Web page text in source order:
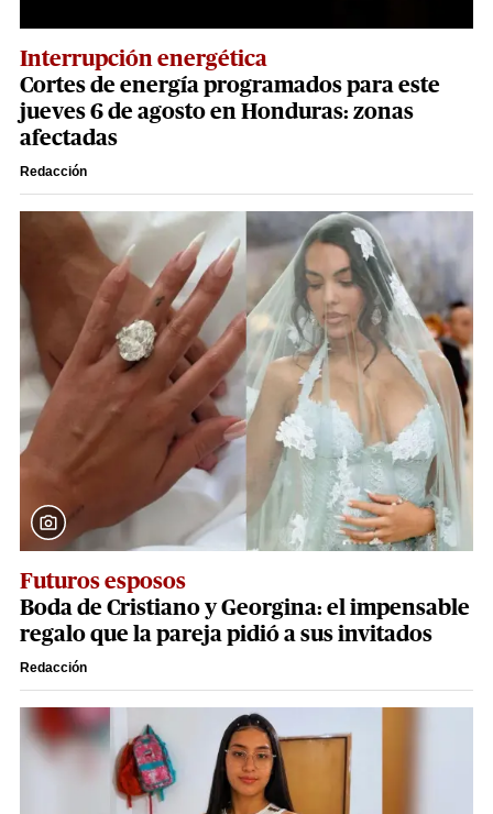
Interrupción energética
Cortes de energía programados para este
jueves 6 de agosto en Honduras: zonas
afectadas
Redacción
Futuros esposos
Boda de Cristiano y Georgina: el impensable
regalo que la pareja pidió a sus invitados
Redacción